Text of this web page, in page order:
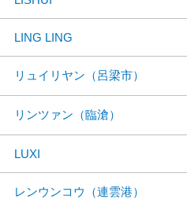
LING LING
リュイリヤン（呂梁市）
リンツァン（臨滄）
LUXI
レンウンコウ（連雲港）